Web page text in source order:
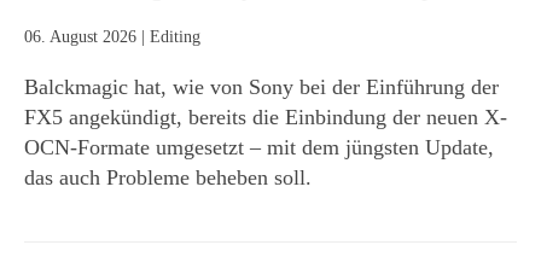
06. August 2026 Editing
Balckmagic hat, wie von Sony bei der Einführung der
FX5 angekündigt, bereits die Einbindung der neuen X-
OCN-Formate umgesetzt – mit dem jüngsten Update,
das auch Probleme beheben soll.